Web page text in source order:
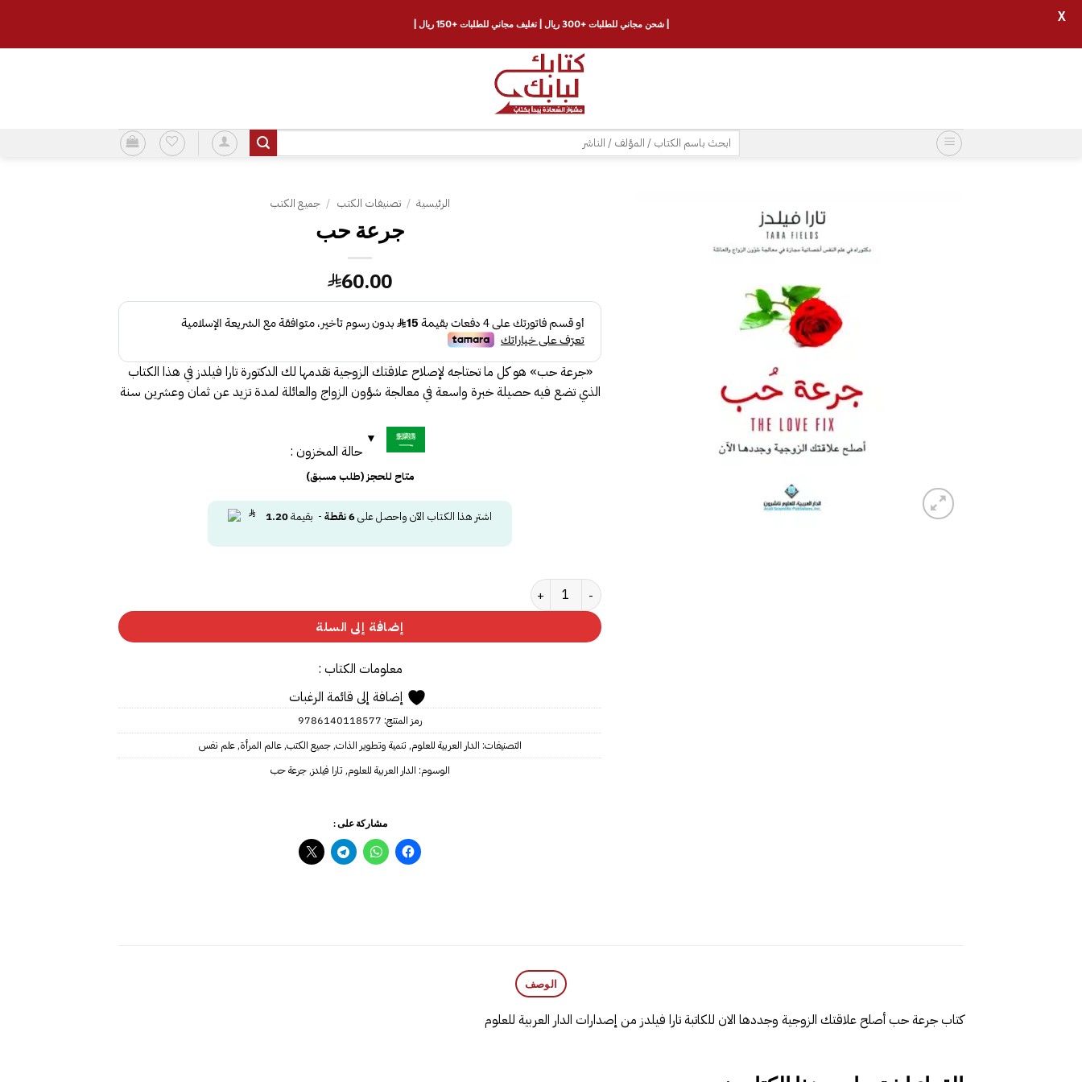
البحث
عن:
الرئيسية / تصنيفات الكتب / جميع الكتب
جرعة حب
60.00
«جرعة حب» هو كل ما تحتاجه لإصلاح علاقتك الزوجية تقدمها لك الدكتورة تارا فيلدز في هذا الكتاب
الذي تضع فيه حصيلة خبرة واسعة في معالجة شؤون الزواج والعائلة لمدة تزيد عن ثمان وعشرين سنة
حالة المخزون :
متاح للحجز (طلب مسبق)
اشتر هذا الكتاب الآن واحصل على6نقطة- بقيمة1.20
كمية جرعة حب
إضافة إلى السلة
معلومات الكتاب :
إضافة إلى قائمة الرغبات
رمز المنتج: 9786140118577
التصنيفات: الدار العربية للعلوم, تنمية وتطوير الذات,جميع الكتب,عالم المرأة,علم نفس
الوسوم: الدار العربية للعلوم, تارا فيلدز,جرعة حب
مشاركة على :
الوصف
كتاب جرعة حب أصلح علاقتك الزوجية وجددها الان للكاتبة تارا فيلدز من إصدارات الدار العربية للعلوم
| شحن مجاني للطلبات +300 ريال | تغليف مجاني للطلبات +150 ريال | X